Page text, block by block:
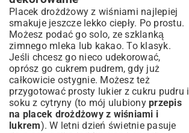
Placek drożdżowy z wiśniami najlepiej
smakuje jeszcze lekko ciepły. Po prostu.
Możesz podać go solo, ze szklanką
zimnego mleka lub kakao. To klasyk.
Jeśli chcesz go nieco udekorować,
oprósz go cukrem pudrem, gdy już
całkowicie ostygnie. Możesz też
przygotować prosty lukier z cukru pudru i
soku z cytryny (to mój ulubiony przepis
na placek drożdżowy z wiśniami i
lukrem). W letni dzień świetnie pasuje